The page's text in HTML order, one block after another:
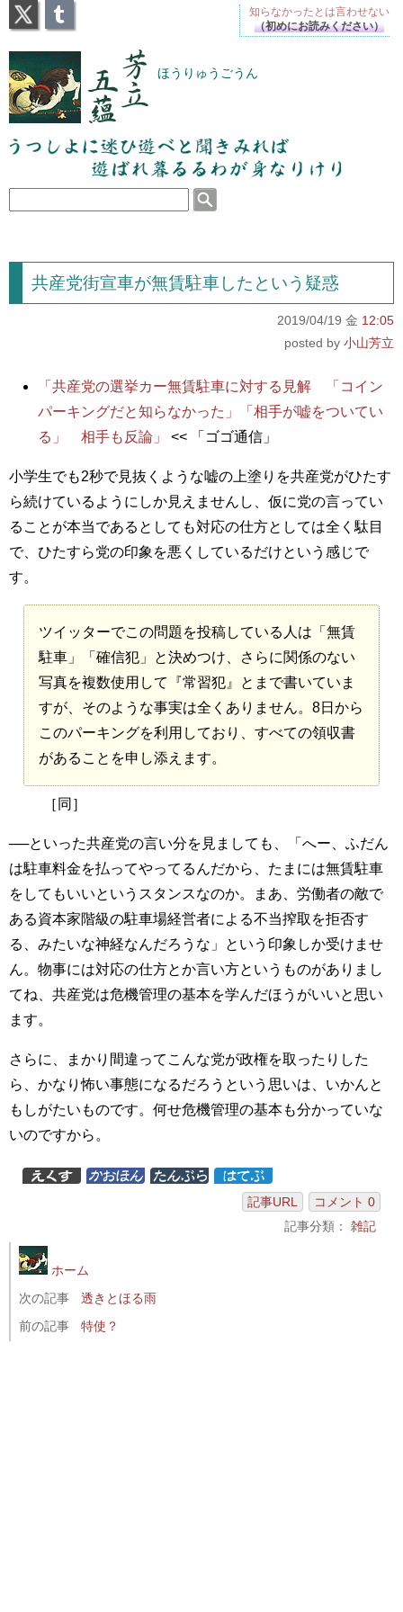
芳立五蘊 ほうりゅうごうん
うつしよに迷ひ遊べと聞きみれば遊ばれ暮るるわが
身なりけり
共産党街宣車が無賃駐車したという疑惑
2019/04/19 金 12:05
小山芳立
「共産党の選挙カー無賃駐車に対する見解 「コイン
パーキングだと知らなかった」「相手が嘘をついてい
る」 相手も反論」
<< 「ゴゴ通信」
小学生でも2秒で見抜くような嘘の上塗りを共産党がひたす
ら続けているようにしか見えませんし、仮に党の言ってい
ることが本当であるとしても対応の仕方としては全く駄目
で、ひたすら党の印象を悪くしているだけという感じで
す。
ツイッターでこの問題を投稿している人は「無賃
駐車」「確信犯」と決めつけ、さらに関係のない
写真を複数使用して『常習犯』とまで書いていま
すが、そのような事実は全くありません。8日から
このパーキングを利用しており、すべての領収書
があることを申し添えます。
［同］
──といった共産党の言い分を見ましても、「へー、ふだん
は駐車料金を払ってやってるんだから、たまには無賃駐車
をしてもいいというスタンスなのか。まあ、労働者の敵で
ある資本家階級の駐車場経営者による不当搾取を拒否す
る、みたいな神経なんだろうな」という印象しか受けませ
ん。物事には対応の仕方とか言い方というものがありまし
てね、共産党は危機管理の基本を学んだほうがいいと思い
ます。
さらに、まかり間違ってこんな党が政権を取ったりした
ら、かなり怖い事態になるだろうという思いは、いかんと
もしがたいものです。何せ危機管理の基本も分かっていな
いのですから。
記事URL
コメント 0
記事分類： 雑記
ホーム
次の記事
透きとほる雨
前の記事
特使？
知らなかったとは言わせない
（初めにお読みください）
X Tumblr